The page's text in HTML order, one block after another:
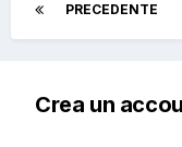
PRECEDENTE
Crea un